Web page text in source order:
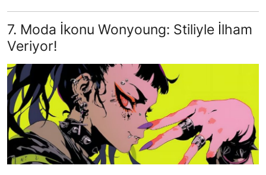
7. Moda İkonu Wonyoung: Stiliyle İlham
Veriyor!